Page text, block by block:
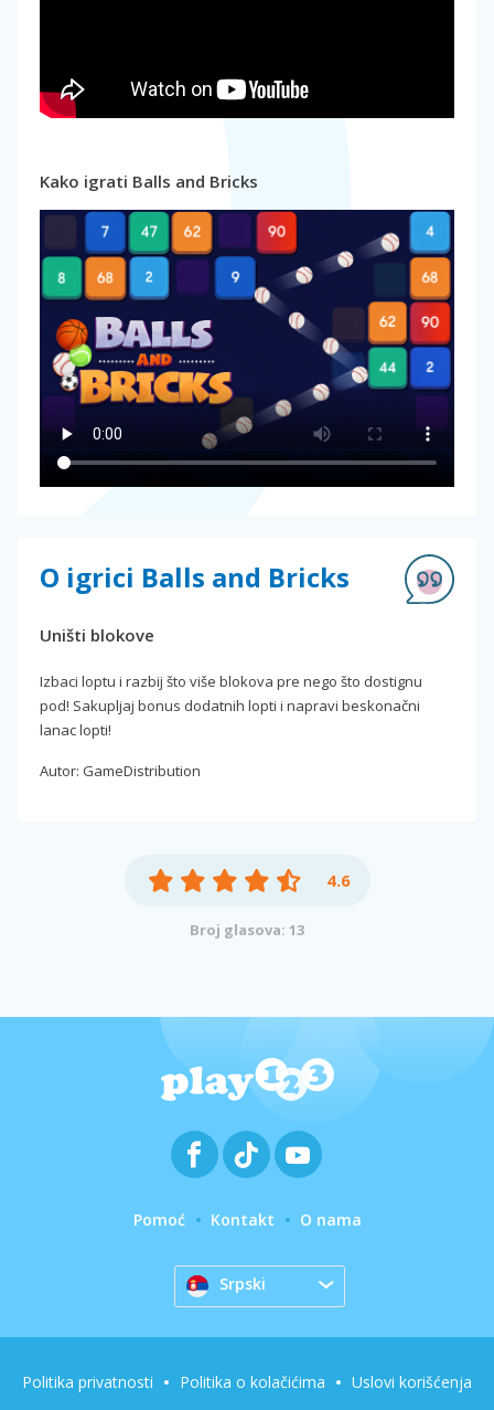
Kako igrati Balls and Bricks
O igrici Balls and Bricks
Uništi blokove
Izbaci loptu i razbij što više blokova pre nego što dostignu
pod! Sakupljaj bonus dodatnih lopti i napravi beskonačni
lanac lopti!
Autor: GameDistribution
4.6
Broj glasova: 13
Pomoć Kontakt O nama
Srpski
Politika privatnosti Politika o kolačićima Uslovi korišćenja